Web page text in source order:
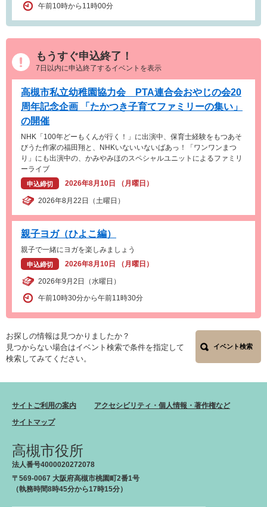
午前10時から11時00分
もうすぐ申込終了！
7日以内に申込終了するイベントを表示
高槻市私立幼稚園協力会 PTA連合会おやじの会20
周年記念企画 「たかつき子育てファミリーの集い」
の開催
NHK「100年どーもくんが行く！」に出演中、保育士経験をもつあそ
びうた作家の福田翔と、NHKいないいないばあっ！「ワンワンまつ
り」にも出演中の、かみやみほのスペシャルユニットによるファミリ
ーライブ
申込締切 2026年8月10日 （月曜日）
2026年8月22日（土曜日）
親子ヨガ（ひよこ編）
親子で一緒にヨガを楽しみましょう
申込締切 2026年8月10日 （月曜日）
2026年9月2日（水曜日）
午前10時30分から午前11時30分
お探しの情報は見つかりましたか？
見つからない場合はイベント検索で条件を指定して
検索してみてください。
イベント検索
サイトご利用の案内
アクセシビリティ・個人情報・著作権など
サイトマップ
高槻市役所
法人番号4000020272078
〒569-0067 大阪府高槻市桃園町2番1号
（執務時間8時45分から17時15分）